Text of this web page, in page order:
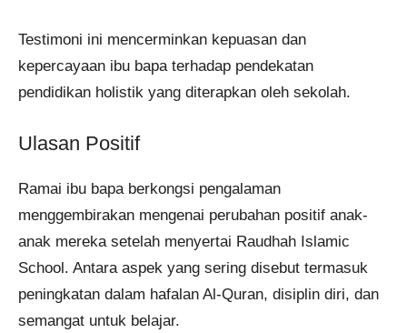
Testimoni ini mencerminkan kepuasan dan
kepercayaan ibu bapa terhadap pendekatan
pendidikan holistik yang diterapkan oleh sekolah.
Ulasan Positif
Ramai ibu bapa berkongsi pengalaman
menggembirakan mengenai perubahan positif anak-
anak mereka setelah menyertai Raudhah Islamic
School. Antara aspek yang sering disebut termasuk
peningkatan dalam hafalan Al-Quran, disiplin diri, dan
semangat untuk belajar.